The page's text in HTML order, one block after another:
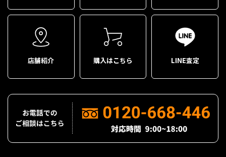
店舗紹介 購入はこちら LINE査定